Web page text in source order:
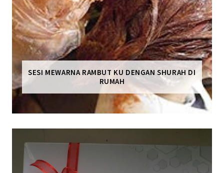
SESI MEWARNA RAMBUT KU DENGAN SHURAH DI
RUMAH